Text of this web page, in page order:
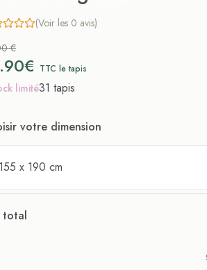
(Voir les 0 avis)
€
TTC le tapis
limité31 tapis
votre dimension
155 x 190 cm
total